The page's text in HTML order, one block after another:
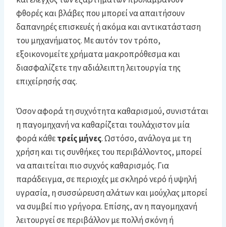
φθορές και βλάβες που μπορεί να απαιτήσουν
δαπανηρές επισκευές ή ακόμα και αντικατάσταση
του μηχανήματος. Με αυτόν τον τρόπο,
εξοικονομείτε χρήματα μακροπρόθεσμα και
διασφαλίζετε την αδιάλειπτη λειτουργία της
επιχείρησής σας.
Όσον αφορά τη συχνότητα καθαρισμού, συνιστάται
η παγομηχανή να καθαρίζεται τουλάχιστον μία
φορά κάθετρείς μήνες. Ωστόσο, ανάλογα με τη
χρήση και τις συνθήκες του περιβάλλοντος, μπορεί
να απαιτείται πιο συχνός καθαρισμός. Για
παράδειγμα, σε περιοχές με σκληρό νερό ή υψηλή
υγρασία, η συσσώρευση αλάτων και μούχλας μπορεί
να συμβεί πιο γρήγορα. Επίσης, αν η παγομηχανή
λειτουργεί σε περιβάλλον με πολλή σκόνη ή